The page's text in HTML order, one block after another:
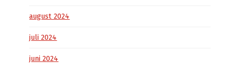
august 2024
juli 2024
juni 2024